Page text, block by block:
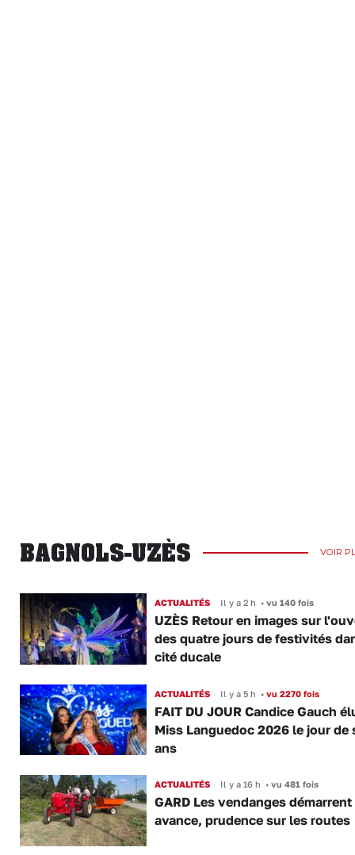
BAGNOLS-UZÈS VOIR
ACTUALITÉS Il y a 2 h •vu 140 fois
UZÈS Retour en images sur
des quatre jours de festivités
cité ducale
ACTUALITÉS Il y a 5 h •vu 2270 fois
FAIT DU JOUR Candice Gauch
Miss Languedoc 2026 le jour de
ans
ACTUALITÉS Il y a 16 h •vu 481 fois
GARD Les vendanges démarrent
avance, prudence sur les routes